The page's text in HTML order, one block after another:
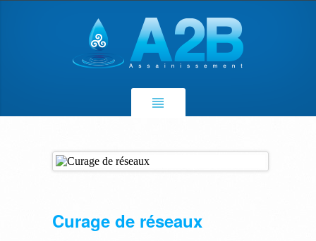
Curage de réseaux